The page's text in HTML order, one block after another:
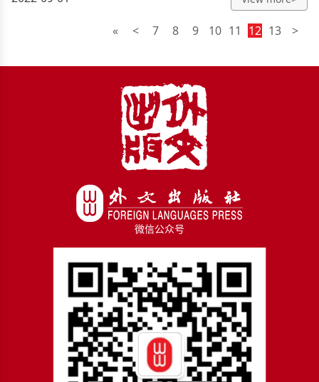
« < 7 8 9 10 11 12 13 >
微信公众号